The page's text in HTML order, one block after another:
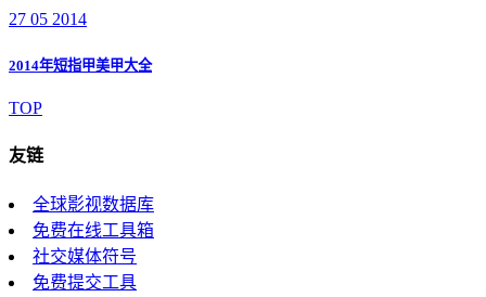
27 05 2014
2014年短指甲美甲大全
TOP
友链
全球影视数据库
免费在线工具箱
社交媒体符号
免费提交工具